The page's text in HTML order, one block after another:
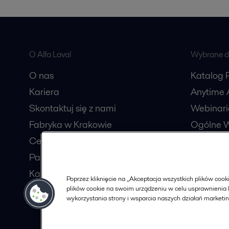
O Alfa Laval
O nas
Kariera
Skontaktuj się z nami
Fabryka w Krakowie
Centrum usług wspólnych
Partnerzy handlowi
Karty charakterystyki
Zostań Partnerem
Wybrane
Katalog
Anytime
Ogólne
Poprzez kliknięcie na „Akceptacja wszystkich plików
plików cookie na swoim urządzeniu w celu
wykorzystania strony i wsparcia naszych działań